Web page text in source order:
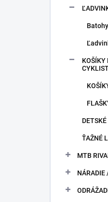
Batohy
KOŠÍKY
ŤAŽNÉ
MTB
NÁRADIE